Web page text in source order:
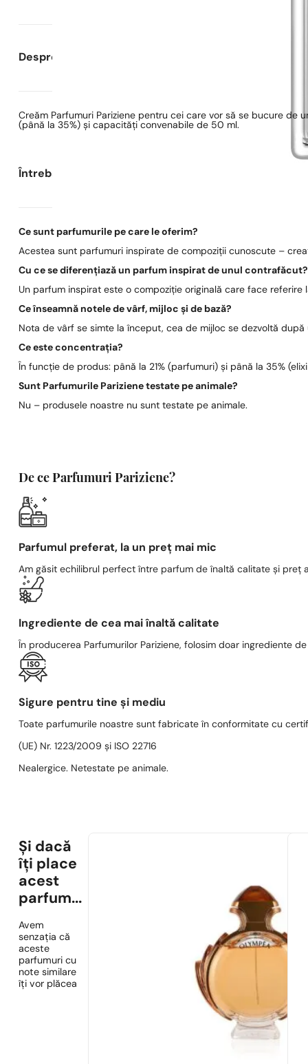
Despre Parfumuri Pariziene
Creăm Parfumuri Pariziene pentru cei care vor să se bucure
(până la 35%) și capacități convenabile de 50 ml.
Întrebări frecvente
Ce sunt parfumurile pe care le oferim?
Acestea sunt parfumuri inspirate de compoziții cunoscute –
Cu ce se diferențiază un parfum inspirat de unul contrafăcut?
Un parfum inspirat este o compoziție originală care face
Ce înseamnă notele de vârf, mijloc și de bază?
Nota de vârf se simte la început, cea de mijloc se dezvoltă
Ce este concentrația?
În funcție de produs: până la 21% (parfumuri) și până la 35%
Sunt Parfumurile Pariziene testate pe animale?
Nu – produsele noastre nu sunt testate pe animale.
De ce Parfumuri Pariziene?
Parfumul preferat, la un preț mai mic
Am găsit echilibrul perfect între parfum de înaltă calitate și preț
Ingrediente de cea mai înaltă calitate
În producerea Parfumurilor Pariziene, folosim doar ingrediente
Sigure pentru tine și mediu
Toate parfumurile noastre sunt fabricate în conformitate cu
(UE) Nr. 1223/2009 și ISO 22716
Nealergice. Netestate pe animale.
Și dacă
îți place
acest
parfum...
Avem
senzația că
aceste
parfumuri cu
note similare
îți vor plăcea